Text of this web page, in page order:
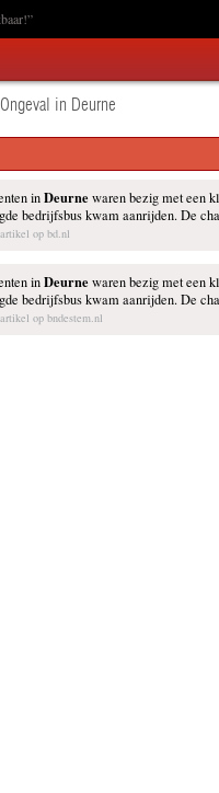
Ongeval in Deurne
inDeurnewaren bezig met een
bedrijfsbus kwam aanrijden. De
op bd.nl
inDeurnewaren bezig met een
bedrijfsbus kwam aanrijden. De
op bndestem.nl